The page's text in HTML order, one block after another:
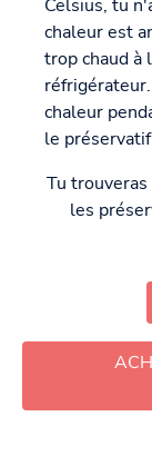
Celsius, tu
chaleur est
trop chaud à
chaleur
le
Tu
les